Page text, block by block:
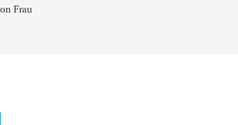
Frau